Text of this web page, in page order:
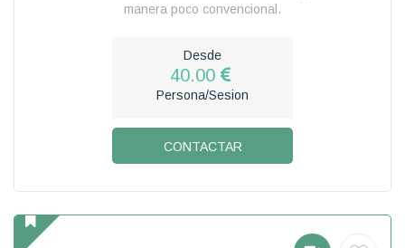
manera poco convencional.
Desde
40.00
Persona/Sesion
CONTACTAR